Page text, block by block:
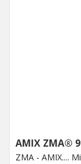
AMIX ZMA®
ZMA - AMIX....